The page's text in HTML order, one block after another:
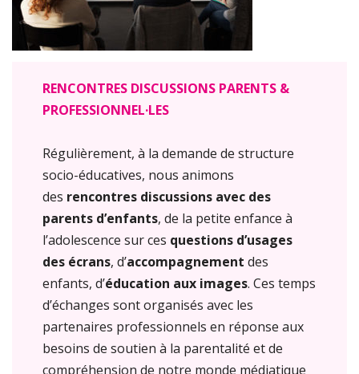
RENCONTRES DISCUSSIONS PARENTS &
PROFESSIONNEL·LES
Régulièrement, à la demande de structure
socio-éducatives, nous animons
des rencontres discussions avec des
parents d’enfants, de la petite enfance à
l’adolescence sur ces questions d’usages
des écrans, d’accompagnement des
enfants, d’éducation aux images. Ces temps
d’échanges sont organisés avec les
partenaires professionnels en réponse aux
besoins de soutien à la parentalité et de
compréhension de notre monde médiatique